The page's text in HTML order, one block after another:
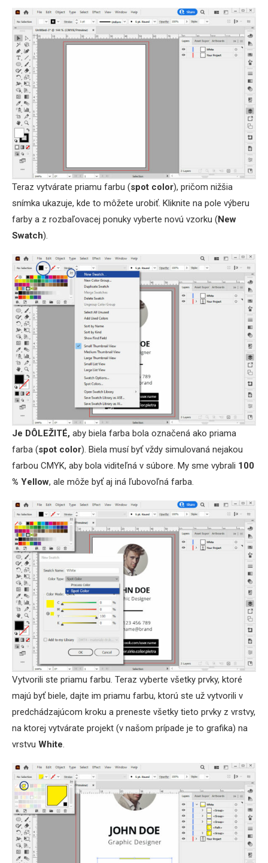
Teraz vytvárate priamu farbu (spot color), pričom nižšia
snímka ukazuje, kde to môžete urobiť. Kliknite na pole výberu
farby a z rozbaľovacej ponuky vyberte novú vzorku (New
Swatch).
Je DÔLEŽITÉ, aby biela farba bola označená ako priama
farba (spot color). Biela musí byť vždy simulovaná nejakou
farbou CMYK, aby bola viditeľná v súbore. My sme vybrali 100
% Yellow, ale môže byť aj iná ľubovoľná farba.
Vytvorili ste priamu farbu. Teraz vyberte všetky prvky, ktoré
majú byť biele, dajte im priamu farbu, ktorú ste už vytvorili v
predchádzajúcom kroku a preneste všetky tieto prvky z vrstvy,
na ktorej vytvárate projekt (v našom prípade je to grafika) na
vrstvu White.